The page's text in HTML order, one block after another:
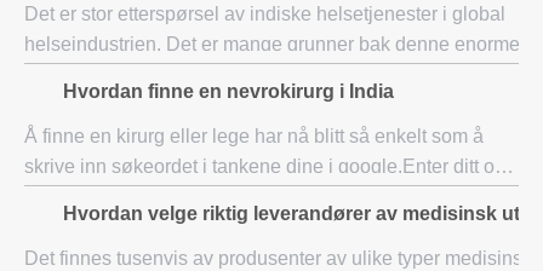
Det er stor etterspørsel av indiske helsetjenester i global
helseindustrien. Det er mange grunner bak denne enorme
medisinsk turisme destinasj
Hvordan finne en nevrokirurg i India
Å finne en kirurg eller lege har nå blitt så enkelt som å
skrive inn søkeordet i tankene dine i google.Enter ditt ord
og sykehus i India.Fro
Hvordan velge riktig leverandører av medisinsk
Det finnes tusenvis av produsenter av ulike typer medisinsk